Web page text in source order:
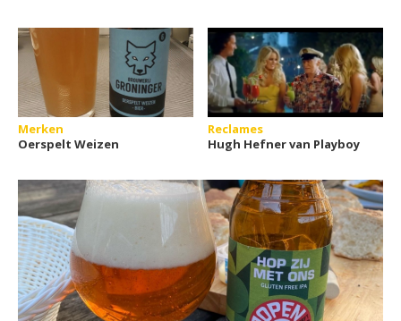
Merken
Oerspelt Weizen
Reclames
Hugh Hefner van Playboy